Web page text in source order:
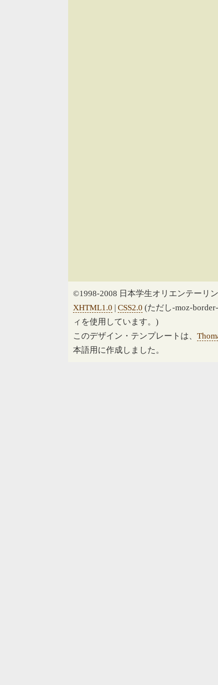
©1998-2008 日本学生オリエンテーリ
XHTML1.0 | CSS2.0 (ただし-moz-
ィを使用しています。)
このデザイン・テンプレートは、
本語用に作成しました。